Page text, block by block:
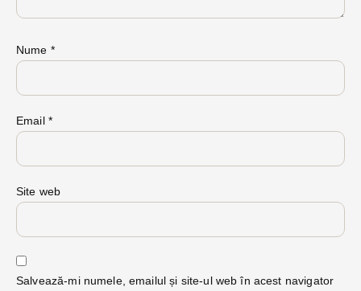
Nume *
Email *
Site web
Salvează-mi numele, emailul și site-ul web în acest navigator